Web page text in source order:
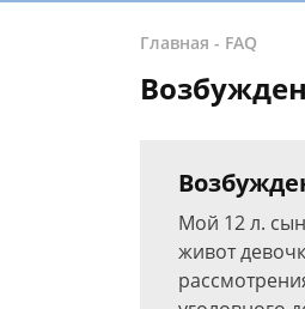
Главная - FAQ
Мой 12 л.
живот